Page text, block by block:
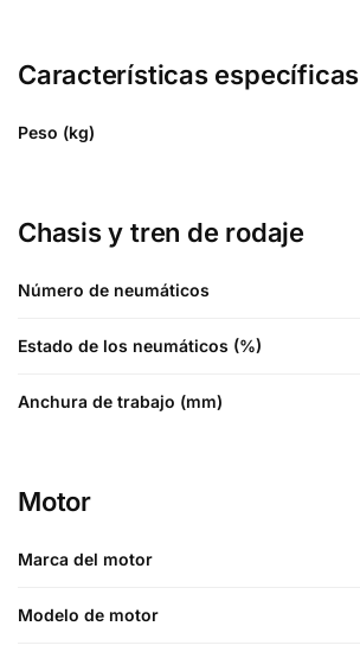
Características específicas
Peso (kg)
Chasis y tren de rodaje
Número de neumáticos
Estado de los neumáticos (%)
Anchura de trabajo (mm)
Motor
Marca del motor
Modelo de motor